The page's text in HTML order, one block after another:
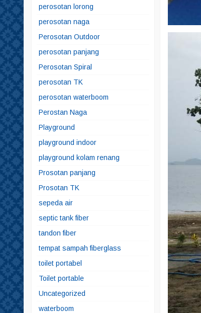
perosotan lorong
perosotan naga
Perosotan Outdoor
perosotan panjang
Perosotan Spiral
perosotan TK
perosotan waterboom
Perostan Naga
Playground
playground indoor
playground kolam renang
Prosotan panjang
Prosotan TK
sepeda air
septic tank fiber
tandon fiber
tempat sampah fiberglass
toilet portabel
Toilet portable
Uncategorized
waterboom